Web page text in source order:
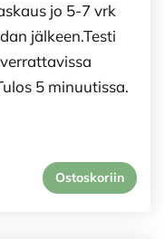
jo 5-7 vrk
jälkeen.Testi
5 minuutissa.
Ostoskoriin